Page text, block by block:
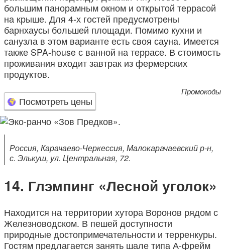
большим панорамным окном и открытой террасой
на крыше. Для 4-х гостей предусмотрены
барнхаусы большей площади. Помимо кухни и
санузла в этом варианте есть своя сауна. Имеется
также SPA-house с ванной на террасе. В стоимость
проживания входит завтрак из фермерских
продуктов.
Посмотреть цены
Промокоды
Россия, Карачаево-Черкессия, Малокарачаевский р-н,
с. Элькуш, ул. Центральная, 72.
Глэмпинг «Лесной уголок»
Находится на территории хутора Воронов рядом с
Железноводском. В пешей доступности
природные достопримечательности и терренкуры.
Гостям предлагается занять шале типа А-фрейм